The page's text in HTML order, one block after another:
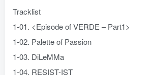
Tracklist
1-01. <Episode of VERDE – Part1>
1-02. Palette of Passion
1-03. DiLeMMa
1-04. RESIST-IST